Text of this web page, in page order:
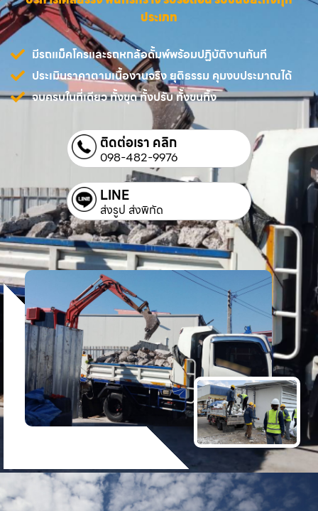
ประเภท
มีรถแม็คโครและรถหกล้อดั้มพ์พร้อมปฏิบัติงานทันที
ประเมินราคาตามเนื้องานจริง ยุติธรรม คุมงบประมาณได้
จบครบในที่เดียว ทั้งขุด ทั้งปรับ ทั้งขนทิ้ง
ติดต่อเรา คลิก
098-482-9976
LINE
ส่งรูป ส่งพิกัด